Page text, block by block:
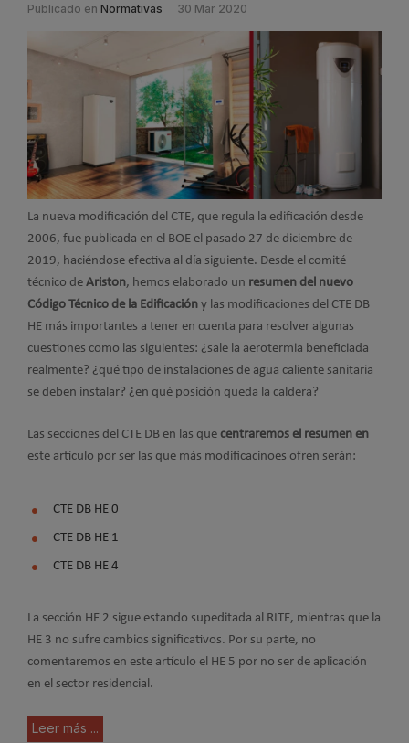
Publicado en Normativas 30 Mar 2020
La nueva modificación del CTE, que regula la edificación desde
2006, fue publicada en el BOE el pasado 27 de diciembre de
2019, haciéndose efectiva al día siguiente. Desde el comité
técnico de Ariston, hemos elaborado un resumen del nuevo
Código Técnico de la Edificación y las modificaciones del CTE DB
HE más importantes a tener en cuenta para resolver algunas
cuestiones como las siguientes: ¿sale la aerotermia beneficiada
realmente? ¿qué tipo de instalaciones de agua caliente sanitaria
se deben instalar? ¿en qué posición queda la caldera?
Las secciones del CTE DB en las que centraremos el resumen en
este artículo por ser las que más modificacinoes ofren serán:
CTE DB HE 0
CTE DB HE 1
CTE DB HE 4
La sección HE 2 sigue estando supeditada al RITE, mientras que la
HE 3 no sufre cambios significativos. Por su parte, no
comentaremos en este artículo el HE 5 por no ser de aplicación
en el sector residencial.
Leer más ...